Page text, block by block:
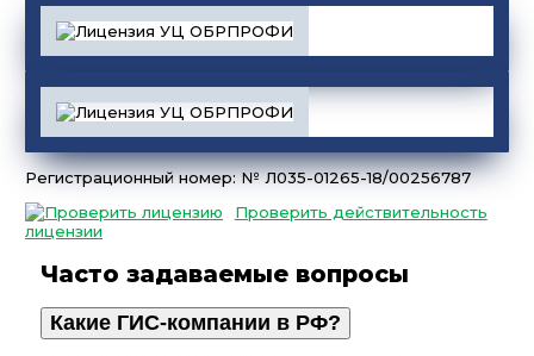
Регистрационный номер: № Л035-01265-18/00256787
Проверить действительность
лицензии
Часто задаваемые вопросы
Какие ГИС-компании в РФ?